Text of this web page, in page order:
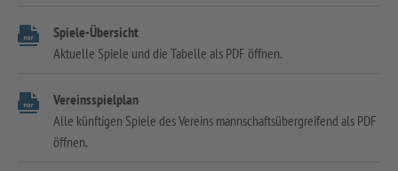
Spiele-Übersicht
Aktuelle Spiele und die Tabelle als PDF öffnen.
Vereinsspielplan
Alle künftigen Spiele des Vereins mannschaftsübergreifend als PDF
öffnen.